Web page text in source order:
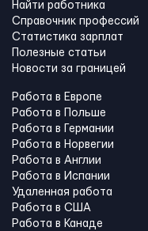
Найти работника
Справочник профессий
Статистика зарплат
Полезные статьи
Новости за границей
Работа в Европе
Работа в Польше
Работа в Германии
Работа в Норвегии
Работа в Англии
Работа в Испании
Удаленная работа
Работа в США
Работа в Канадe